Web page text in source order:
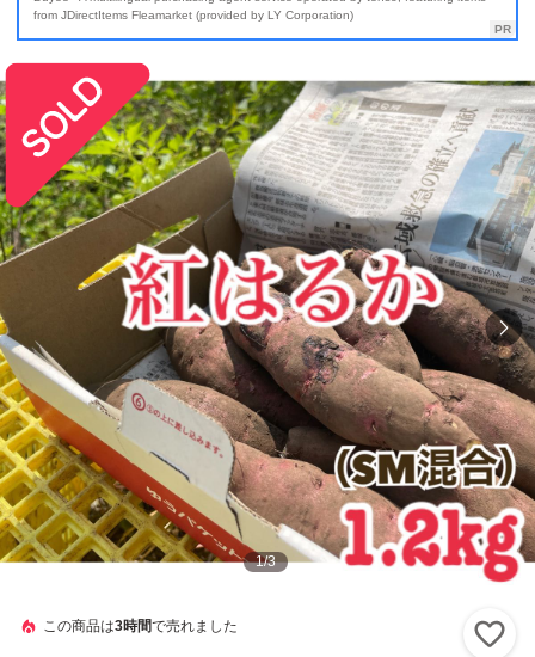
from JDirectItems Fleamarket (provided by LY Corporation)
1/3
この商品は3時間で売れました